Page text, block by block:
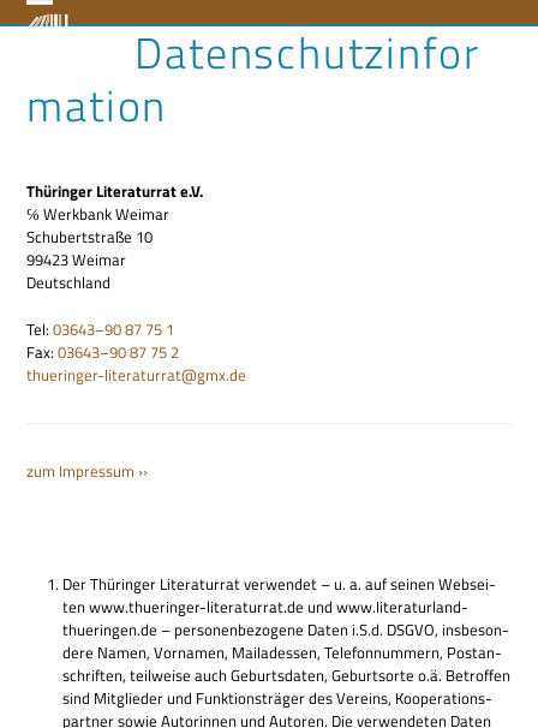
to Open
menu
Close
menu
Datenschutzinfor
mation
Thü­rin­ger Lite­ra­tur­rat e.V.
℅ Werk­bank Weimar
Schu­bert­straße 10
99423 Weimar
Deutschland
Tel:03643–90 87 75 1
Fax:03643–90 87 75 2
thueringer-literaturrat@gmx.de
zum Impres­sum ››
Der Thü­rin­ger Lite­ra­tur­rat ver­wen­det – u. a. auf sei­nen Web­sei­
ten www.thueringer-literaturrat.de und www.literaturland-
thueringen.de – per­so­nen­be­zo­gene Daten i.S.d. DSGVO, ins­be­son­
dere Namen, Vor­na­men, Mai­la­dessen, Tele­fon­num­mern, Post­an­
schrif­ten, teil­weise auch Geburts­da­ten, Geburts­orte o.ä. Betrof­fen
sind Mit­glie­der und Funk­ti­ons­trä­ger des Ver­eins, Koope­ra­ti­ons­
part­ner sowie Autorin­nen und Autoren. Die ver­wen­de­ten Daten